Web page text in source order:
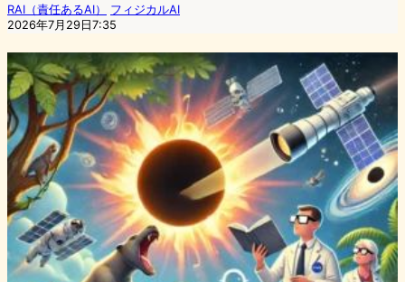
RAI（責任あるAI）
フィジカルAI
2026年7月29日7:35